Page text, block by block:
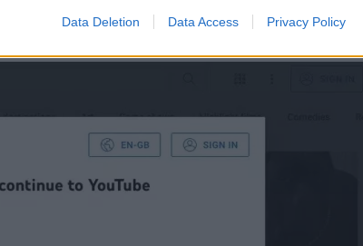
Data Deletion Data Access Privacy Policy
ha ki vagyunk jelentkezve, vagy inkognitó módban